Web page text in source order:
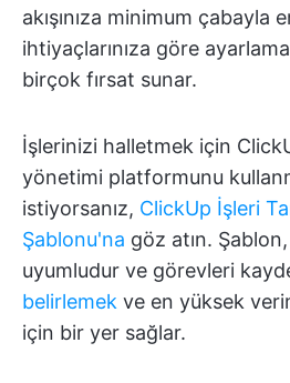
akışınıza minimum çabayla
ihtiyaçlarınıza göre
birçok fırsat sunar.
İşlerinizi halletmek için
yönetimi platformunu
istiyorsanız, ClickUp İşleri
Şablonu'na göz atın.
uyumludur ve görevleri
belirlemek ve en yüksek
için bir yer sağlar.